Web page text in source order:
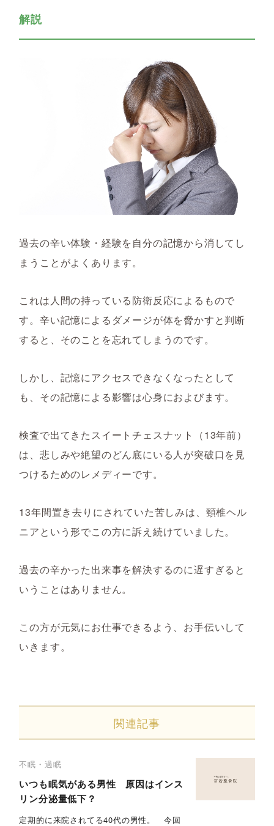
解説
過去の辛い体験・経験を自分の記憶から消してし
まうことがよくあります。
これは人間の持っている防衛反応によるもので
す。辛い記憶によるダメージが体を脅かすと判断
すると、そのことを忘れてしまうのです。
しかし、記憶にアクセスできなくなったとして
も、その記憶による影響は心身におよびます。
検査で出てきたスイートチェスナット（13年前）
は、悲しみや絶望のどん底にいる人が突破口を見
つけるためのレメディーです。
13年間置き去りにされていた苦しみは、頸椎ヘル
ニアという形でこの方に訴え続けていました。
過去の辛かった出来事を解決するのに遅すぎると
いうことはありません。
この方が元気にお仕事できるよう、お手伝いして
いきます。
関連記事
不眠・過眠
いつも眠気がある男性 原因はインス
リン分泌量低下？
定期的に来院されてる40代の男性。 今回